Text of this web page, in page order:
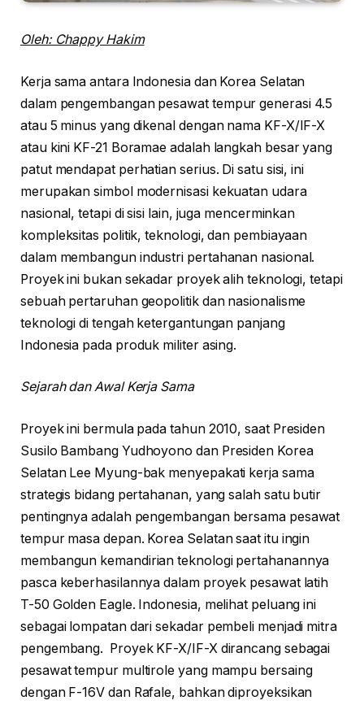
Oleh: Chappy Hakim
Kerja sama antara Indonesia dan Korea Selatan
dalam pengembangan pesawat tempur generasi 4.5
atau 5 minus yang dikenal dengan nama KF-X/IF-X
atau kini KF-21 Boramae adalah langkah besar yang
patut mendapat perhatian serius. Di satu sisi, ini
merupakan simbol modernisasi kekuatan udara
nasional, tetapi di sisi lain, juga mencerminkan
kompleksitas politik, teknologi, dan pembiayaan
dalam membangun industri pertahanan nasional.
Proyek ini bukan sekadar proyek alih teknologi, tetapi
sebuah pertaruhan geopolitik dan nasionalisme
teknologi di tengah ketergantungan panjang
Indonesia pada produk militer asing.
Sejarah dan Awal Kerja Sama
Proyek ini bermula pada tahun 2010, saat Presiden
Susilo Bambang Yudhoyono dan Presiden Korea
Selatan Lee Myung-bak menyepakati kerja sama
strategis bidang pertahanan, yang salah satu butir
pentingnya adalah pengembangan bersama pesawat
tempur masa depan. Korea Selatan saat itu ingin
membangun kemandirian teknologi pertahanannya
pasca keberhasilannya dalam proyek pesawat latih
T-50 Golden Eagle. Indonesia, melihat peluang ini
sebagai lompatan dari sekadar pembeli menjadi mitra
pengembang. Proyek KF-X/IF-X dirancang sebagai
pesawat tempur multirole yang mampu bersaing
dengan F-16V dan Rafale, bahkan diproyeksikan